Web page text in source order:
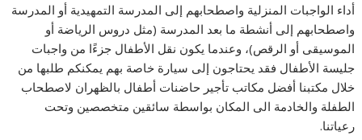
أداء الواجبات المنزلية واصطحابهم إلى المدرسة التمهيدية أو المدرسة
واصطحابهم إلى أنشطة ما بعد المدرسة (مثل دروس الرياضة أو
الموسيقى أو الرقص)، وعندما يكون نقل الأطفال جزءًا من واجبات
جليسة الأطفال فقد يحتاجون إلى سيارة خاصة بهم يمكنكم طلبها من
خلال مكتبنا أفضل مكاتب تأجير حاضنات أطفال بالظهران لاصطحاب
الطفلة والخادمة الى المكان بواسطة سائقين متخصصين وتحت
رعياتنا.